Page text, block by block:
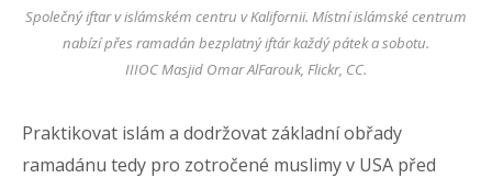
Společný iftar v islámském centru v Kalifornii. Místní islámské centrum
nabízí přes ramadán bezplatný iftár každý pátek a sobotu.
IIIOC Masjid Omar AlFarouk, Flickr, CC.
Praktikovat islám a dodržovat základní obřady
ramadánu tedy pro zotročené muslimy v USA před